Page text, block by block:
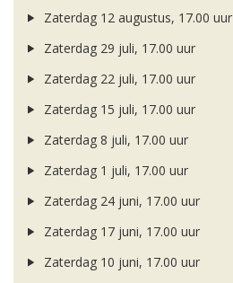
Zaterdag 12 augustus, 17.00 uur
Zaterdag 29 juli, 17.00 uur
Zaterdag 22 juli, 17.00 uur
Zaterdag 15 juli, 17.00 uur
Zaterdag 8 juli, 17.00 uur
Zaterdag 1 juli, 17.00 uur
Zaterdag 24 juni, 17.00 uur
Zaterdag 17 juni, 17.00 uur
Zaterdag 10 juni, 17.00 uur